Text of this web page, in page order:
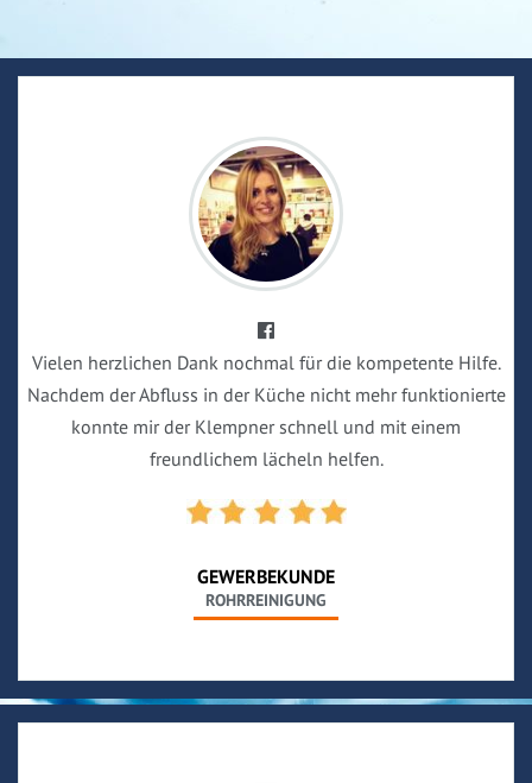
Vielen herzlichen Dank nochmal für die kompetente Hilfe.
Nachdem der Abfluss in der Küche nicht mehr funktionierte
konnte mir der Klempner schnell und mit einem
freundlichem lächeln helfen.
GEWERBEKUNDE
ROHRREINIGUNG